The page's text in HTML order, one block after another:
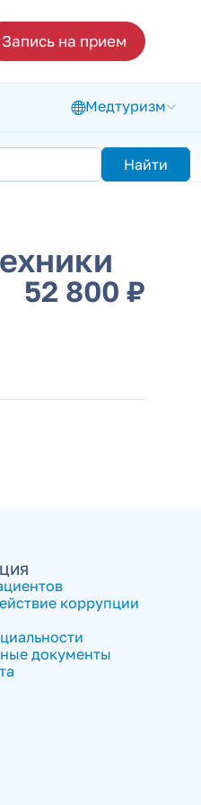
Запись на прием
Медтуризм
Найти
52 800 ₽
коррупции
документы